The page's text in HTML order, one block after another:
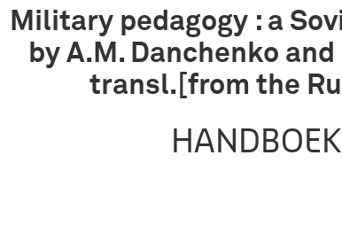
Military pedagogy : a
by A.M. Danchenko and
transl.[from the
HANDBOEK